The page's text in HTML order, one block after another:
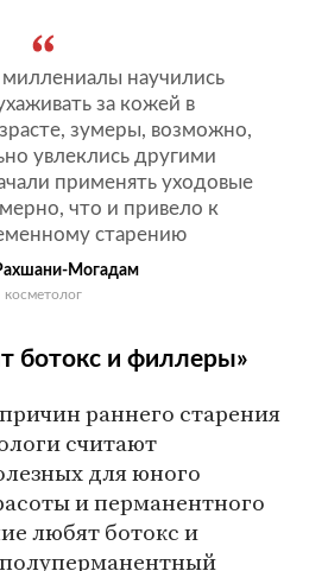
миллениалы научились
за кожей в
зумеры, возможно,
увлеклись другими
применять уходовые
что и привело к
старению
Могадам
косметолог
ботокс и филлеры»
раннего старения
считают
для юного
и перманентного
любят ботокс и